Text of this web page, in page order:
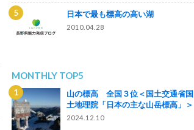
日本で最も標高の高い湖
2010.04.28
MONTHLY TOP5
山の標高 全国３位＜国土交通省国
土地理院「日本の主な山岳標高」＞
2024.12.10